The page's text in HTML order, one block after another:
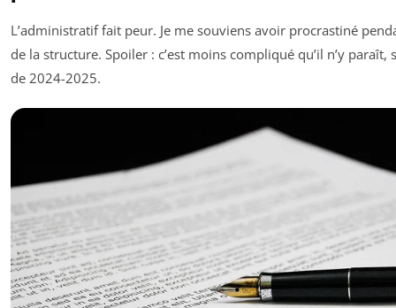
L’administratif fait peur. Je me souviens avoir procrastiné
de la structure. Spoiler : c’est moins compliqué qu’il n’y
de 2024-2025.